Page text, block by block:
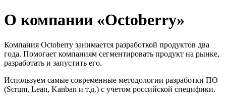
О компании «Octoberry»
Компания Octoberry занимается разработкой продуктов два
года. Помогает компаниям сегментировать продукт на рынке,
разработать и запустить его.
Используем самые современные методологии разработки ПО
(Scrum, Lean, Kanban и т.д.) с учетом российской специфики.